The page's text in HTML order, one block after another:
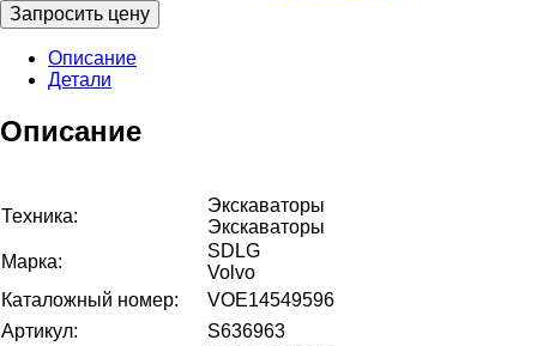
Запросить цену
Описание
Детали
Описание
Техника:
Экскаваторы
Экскаваторы
Марка:
SDLG
Volvo
Каталожный номер:
VOE14549596
Артикул:
S636963